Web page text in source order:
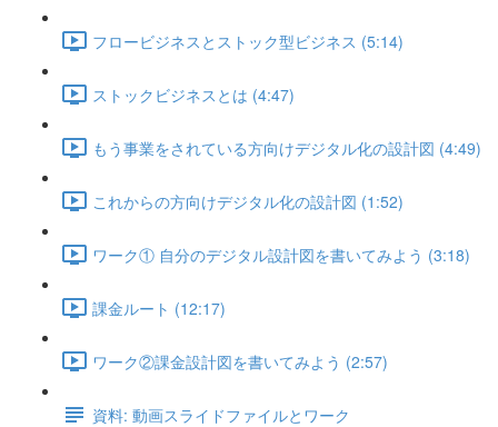
フロービジネスとストック型ビジネス (5:14)
ストックビジネスとは (4:47)
もう事業をされている方向けデジタル化の設計図 (4:49)
これからの方向けデジタル化の設計図 (1:52)
ワーク① 自分のデジタル設計図を書いてみよう (3:18)
課金ルート (12:17)
ワーク②課金設計図を書いてみよう (2:57)
資料: 動画スライドファイルとワーク